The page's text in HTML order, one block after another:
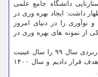
دانشگاه جامع علمی
اطلاع داد و اظهار داشت: ایجاد بهره وری در
نوآوری را در دنیای امروز
نمونه های بهره وری در
وی ادامه داد: ما در دانشگاه علمی کاربردی سال ۹۹ را سال عینیت
بخشیدن به رویداد هایی استارت آپی هدف قرار دادیم و سال ۱۴۰۰